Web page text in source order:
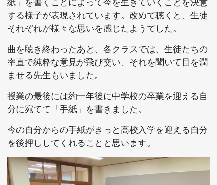
紙」を書くことによって今を生きていくことを決意
する様子が表現されています。改めて聴くと、生徒
それぞれが様々な思いを感じたようでした。
曲を聴き終わったあと、各クラスでは、生徒たちの
率直で純粋な意見が飛び交い、それを聞いて目を潤
ませる先生もいました。
授業の最後には約一年後に中学校の卒業を迎える自
分に宛てて「手紙」を書きました。
今の自分からの手紙がきっと高校入学を迎える自分
を後押ししてくれることと思います。